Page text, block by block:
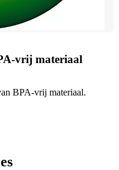
vrij materiaal
BPA-vrij materiaal.